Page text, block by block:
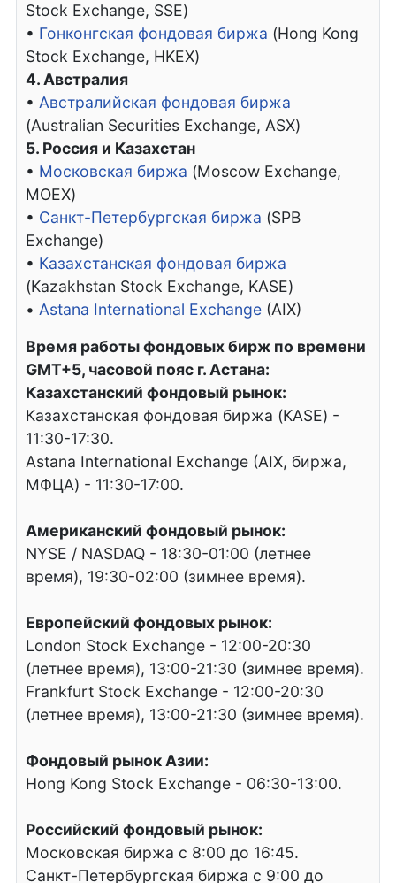
Stock Exchange, SSE)
• Гонконгская фондовая биржа (Hong Kong
Stock Exchange, HKEX)
4. Австралия
• Австралийская фондовая биржа
(Australian Securities Exchange, ASX)
5. Россия и Казахстан
• Московская биржа (Moscow Exchange,
MOEX)
• Санкт-Петербургская биржа (SPB
Exchange)
• Казахстанская фондовая биржа
(Kazakhstan Stock Exchange, KASE)
• Astana International Exchange(AIX)
Время работы фондовых бирж по времени
GMT+5, часовой пояс г. Астана:
Казахстанский фондовый рынок:
Казахстанская фондовая биржа (KASE) -
11:30-17:30.
Astana International Exchange (AIX, биржа,
МФЦА) - 11:30-17:00.
Американский фондовый рынок:
NYSE / NASDAQ - 18:30-01:00 (летнее
время), 19:30-02:00 (зимнее время).
Европейский фондовых рынок:
London Stock Exchange - 12:00-20:30
(летнее время), 13:00-21:30 (зимнее время).
Frankfurt Stock Exchange - 12:00-20:30
(летнее время), 13:00-21:30 (зимнее время).
Фондовый рынок Азии:
Hong Kong Stock Exchange - 06:30-13:00.
Российский фондовый рынок:
Московская биржа с 8:00 до 16:45.
Санкт-Петербургская биржа с 9:00 до